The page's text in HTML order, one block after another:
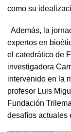
como su
Además, la
expertos en
el catedrático de
investigadora
intervenido en la
profesor Luis
Fundación
desafíos actuales